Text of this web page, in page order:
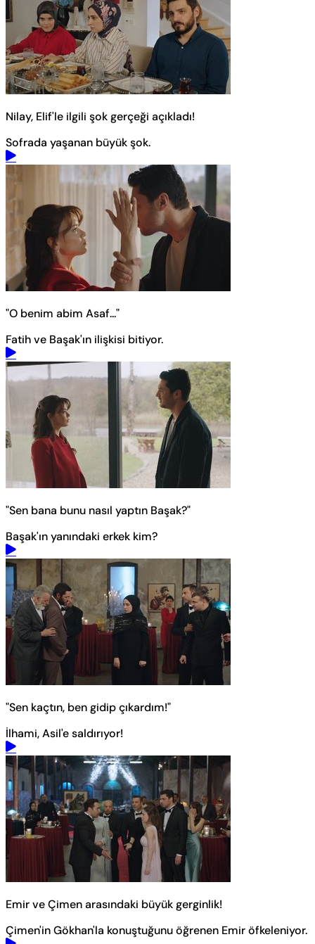
Nilay, Elif'le ilgili şok gerçeği açıkladı!
Sofrada yaşanan büyük şok.
"O benim abim Asaf..."
Fatih ve Başak'ın ilişkisi bitiyor.
"Sen bana bunu nasıl yaptın Başak?"
Başak'ın yanındaki erkek kim?
"Sen kaçtın, ben gidip çıkardım!"
İlhami, Asil'e saldırıyor!
Emir ve Çimen arasındaki büyük gerginlik!
Çimen'in Gökhan'la konuştuğunu öğrenen Emir öfkeleniyor.